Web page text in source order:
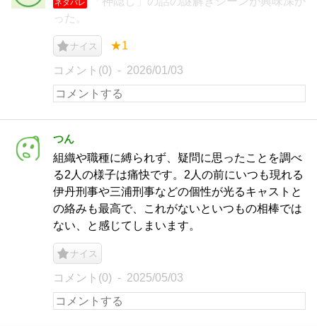
ネタバレ
った。
ナイス ★1
コメント(0) 2026/01/03
つん
組織や職種に縛られず、疑問に思ったことを調べ
る2人の様子は痛快です。2人の前にいつも現れる
伊丹刑事や三浦刑事などの個性が光るキャストと
の絡みも最高で、これがないといつもの相棒では
ない、と感じてしまいます。
ナイス
コメント(0) 2025/05/03